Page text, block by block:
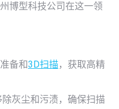
博型科技公司在这一领
备和3D扫描，获取高精
灰尘和污渍，确保扫描